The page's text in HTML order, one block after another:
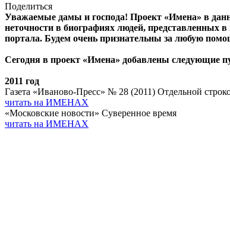
Поделиться
Уважаемые дамы и господа! Проект «Имена» в
неточности в биографиях людей, представленных
портала. Будем очень признательны за любую
Сегодня в проект «Имена» добавлены следующие
2011 год
Газета «Иваново-Пресс» № 28 (2011) Отдельной
читать на ИМЕНАХ
«Московские новости» Суверенное время
читать на ИМЕНАХ